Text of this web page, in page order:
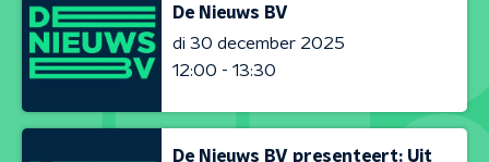
De Nieuws BV
di 30 december 2025
12:00 - 13:30
De Nieuws BV presenteert: Uit